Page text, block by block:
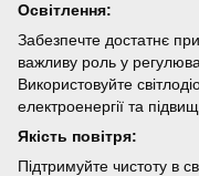
Освітлення:
Забезпечте достатнє
важливу роль у
Використовуйте
електроенергії та
Якість повітря:
Підтримуйте чистоту в